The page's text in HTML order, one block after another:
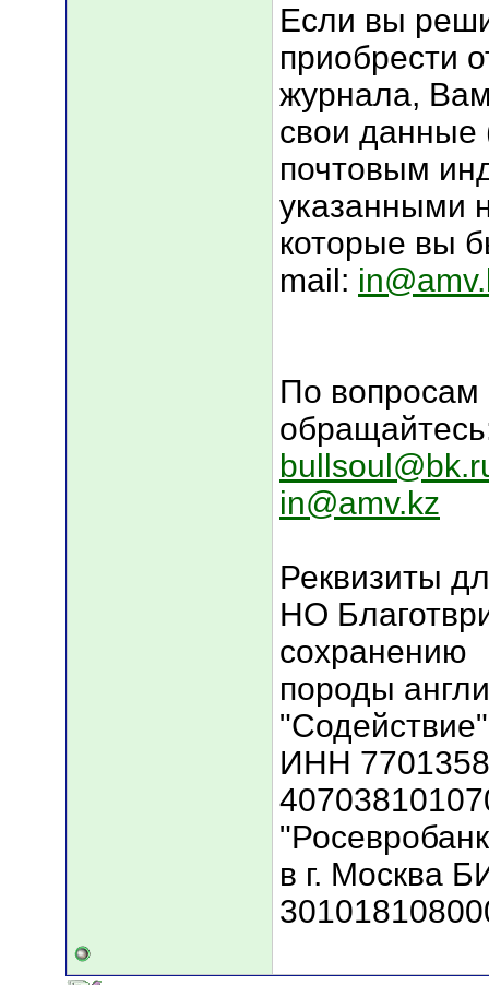
Если вы
приобрести
журнала,
свои данные
почтовым
указанными
которые вы
mail:
По
in@amv.kz
Реквизиты
НО
сохранению
породы
"Содействие"
ИНН
в г. Москва